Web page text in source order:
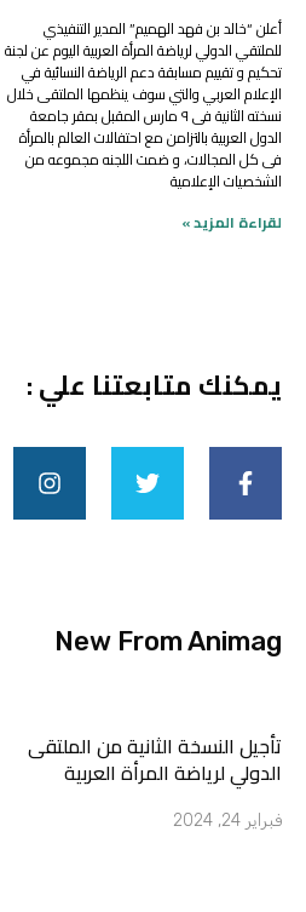
أعلن “خالد بن فهد الهميم” المدير التنفيذي
للملتقي الدولي لرياضة المرأة العربية اليوم عن لجنة
تحكيم و تقييم مسابقة دعم الرياضة النسائية في
الإعلام العربي والتي سوف ينظمها الملتقى خلال
نسخته الثانية فى ٩ مارس المقبل بمقر جامعة
الدول العربية بالتزامن مع احتفالات العالم بالمرأة
فى كل المجالات، و ضمت اللجنه مجموعه من
الشخصيات الإعلامية
لقراءة المزيد »
يمكنك متابعتنا علي :
a
c
e
b
-
f
w
i
t
t
n
s
t
a
New From Animag
تأجيل النسخة الثانية من الملتقى
الدولي لرياضة المرأة العربية
فبراير 24, 2024